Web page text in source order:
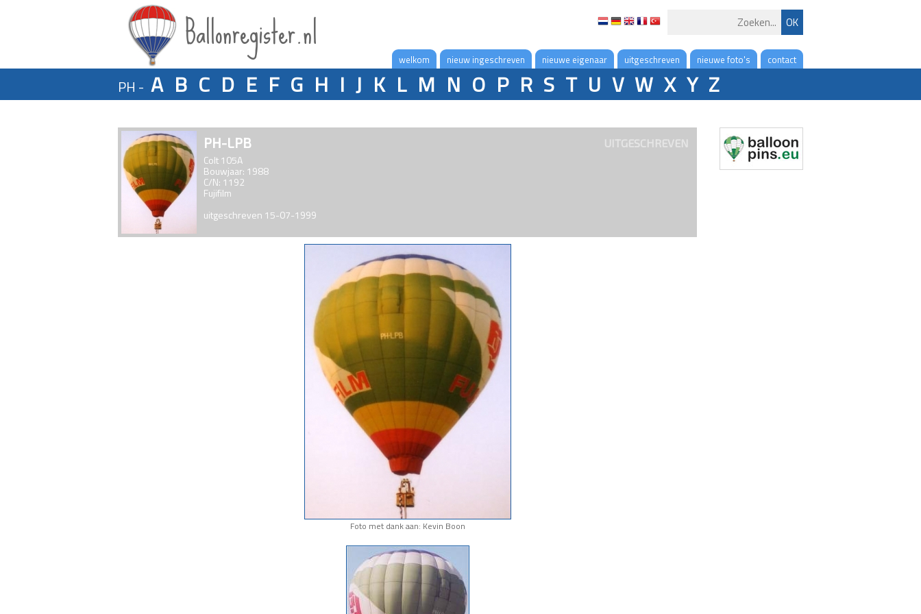
Ballonregister.nl contact
nieuwe foto's
uitgeschreven
nieuwe eigenaar
nieuw ingeschreven
welkom
PH - A B C D E F G H I J K L M N O P R S T U V W X Y Z
UITGESCHREVEN
PH-LPB
Colt 105A
Bouwjaar: 1988
C/N: 1192
Fujifilm
uitgeschreven 15-07-1999
Foto met dank aan: Kevin Boon